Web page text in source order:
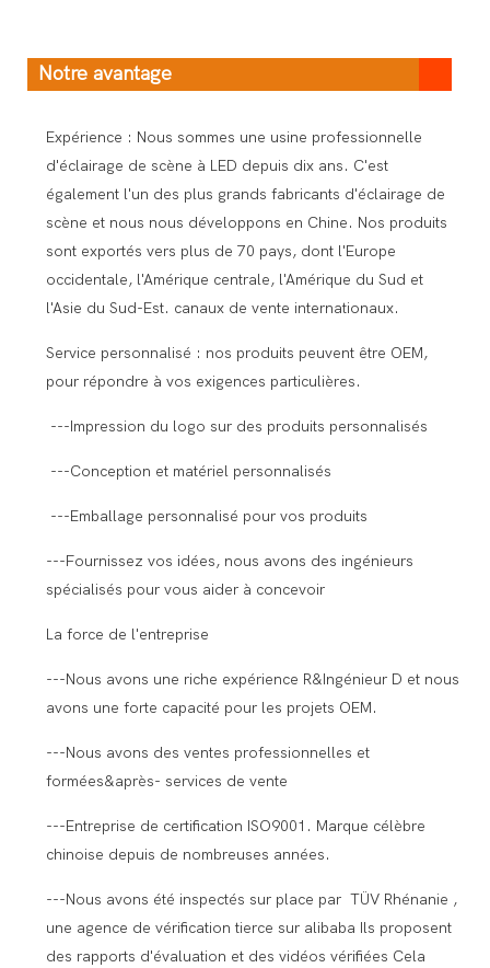
Notre avantage
Expérience : Nous sommes une usine professionnelle
d'éclairage de scène à LED depuis dix ans. C'est
également l'un des plus grands fabricants d'éclairage de
scène et nous nous développons en Chine. Nos produits
sont exportés vers plus de 70 pays, dont l'Europe
occidentale, l'Amérique centrale, l'Amérique du Sud et
l'Asie du Sud-Est. canaux de vente internationaux.
Service personnalisé : nos produits peuvent être OEM,
pour répondre à vos exigences particulières.
---Impression du logo sur des produits personnalisés
---Conception et matériel personnalisés
---Emballage personnalisé pour vos produits
---Fournissez vos idées, nous avons des ingénieurs
spécialisés pour vous aider à concevoir
La force de l'entreprise
---Nous avons une riche expérience R&Ingénieur D et nous
avons une forte capacité pour les projets OEM.
---Nous avons des ventes professionnelles et
formées&après- services de vente
---Entreprise de certification ISO9001. Marque célèbre
chinoise depuis de nombreuses années.
---Nous avons été inspectés sur place par TÜV Rhénanie ,
une agence de vérification tierce sur alibaba Ils proposent
des rapports d'évaluation et des vidéos vérifiées Cela